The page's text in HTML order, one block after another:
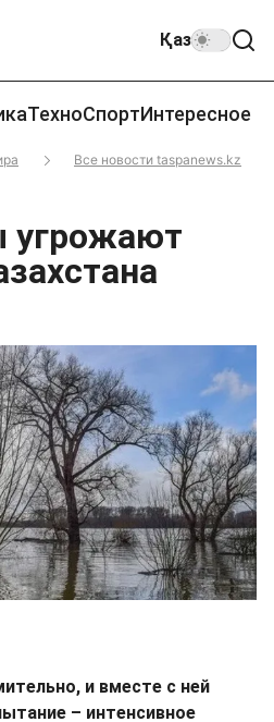
Қаз
ТехноСпортИнтересное
Все новости taspanews.kz
угрожают
и вместе с ней
– интенсивное